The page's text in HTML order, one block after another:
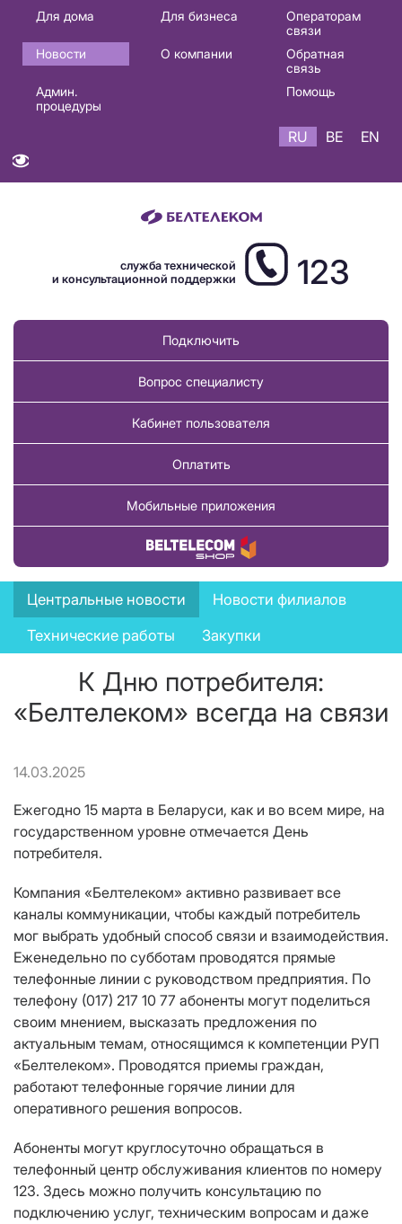
Основная
навигация
RU
Для дома Для бизнеса
Операторам
связи
Новости
О компании
Обратная
связь
Админ.
процедуры
Помощь
RU BE EN
служба технической
и консультационной поддержки
123
Подключить
Вопрос специалисту
Кабинет пользователя
Оплатить
Мобильные приложения
Купить товар
News
menu
Центральные новости
Новости филиалов
Технические работы
Закупки
К Дню потребителя:
«Белтелеком» всегда на связи
14.03.2025
Ежегодно 15 марта в Беларуси, как и во всем мире, на
государственном уровне отмечается День
потребителя.
Компания «Белтелеком» активно развивает все
каналы коммуникации, чтобы каждый потребитель
мог выбрать удобный способ связи и взаимодействия.
Еженедельно по субботам проводятся прямые
телефонные линии с руководством предприятия. По
телефону (017) 217 10 77 абоненты могут поделиться
своим мнением, высказать предложения по
актуальным темам, относящимся к компетенции РУП
«Белтелеком». Проводятся приемы граждан,
работают телефонные горячие линии для
оперативного решения вопросов.
Абоненты могут круглосуточно обращаться в
телефонный центр обслуживания клиентов по номеру
123. Здесь можно получить консультацию по
подключению услуг, техническим вопросам и даже